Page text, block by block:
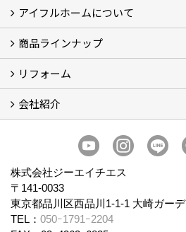
ブログ
現場レポート
アイフルホームについて
アイフルホームについて (5)
商品ラインナップ
商品ラインナップ
リフォーム
まるごと断熱リフォーム
イベント情報
施工事例
会社紹介
スタッフ紹介
個人情報保護方針
株式会社ジーエイチエス
〒141-0033
東京都品川区西品川1-1-1 大崎ガー
TEL： 050ｰ1791ｰ2204